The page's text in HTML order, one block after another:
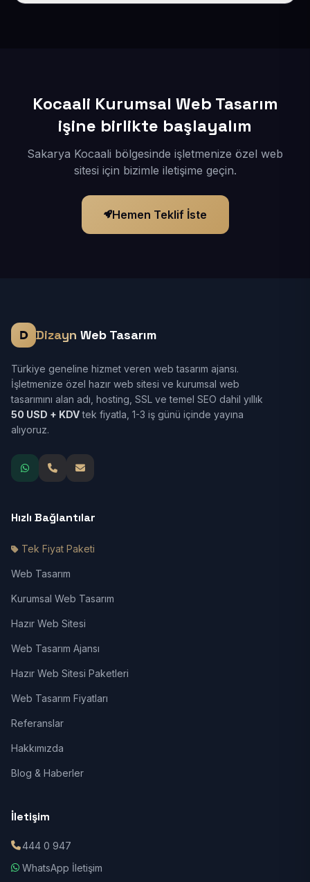
Kocaali Kurumsal Web Tasarım
işine birlikte başlayalım
Sakarya Kocaali bölgesinde işletmenize özel web
sitesi için bizimle iletişime geçin.
Hemen Teklif İste
Dizayn Web Tasarım
Türkiye geneline hizmet veren web tasarım ajansı.
İşletmenize özel hazır web sitesi ve kurumsal web
tasarımını alan adı, hosting, SSL ve temel SEO dahil yıllık
50 USD + KDVtek fiyatla, 1-3 iş günü içinde yayına
alıyoruz.
Hızlı Bağlantılar
Tek Fiyat Paketi
Web Tasarım
Kurumsal Web Tasarım
Hazır Web Sitesi
Web Tasarım Ajansı
Hazır Web Sitesi Paketleri
Web Tasarım Fiyatları
Referanslar
Hakkımızda
Blog & Haberler
İletişim
444 0 947
WhatsApp İletişim